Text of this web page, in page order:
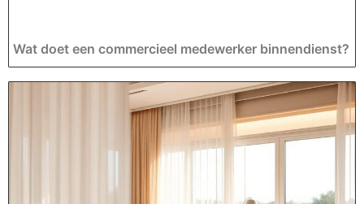
Wat doet een commercieel medewerker binnendienst?